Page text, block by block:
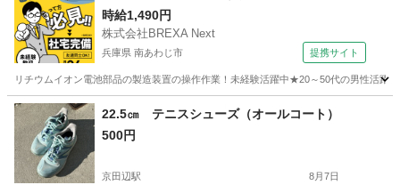
時給1,490円
株式会社BREXA Next
兵庫県 南あわじ市 提携サイト
リチウムイオン電池部品の製造装置の操作作業！未経験活躍中★20～50代の男性活
兵庫 南あわじ市22.5㎝ テニスシューズ（オールコート）
500円
京田辺駅 8月7日